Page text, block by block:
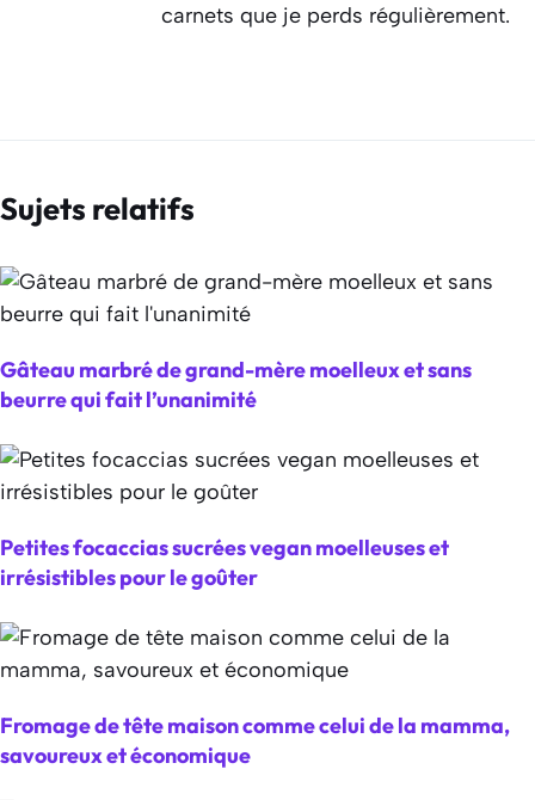
carnets que je perds régulièrement.
Sujets relatifs
Gâteau marbré de grand-mère moelleux et sans
beurre qui fait l’unanimité
Petites focaccias sucrées vegan moelleuses et
irrésistibles pour le goûter
Fromage de tête maison comme celui de la mamma,
savoureux et économique